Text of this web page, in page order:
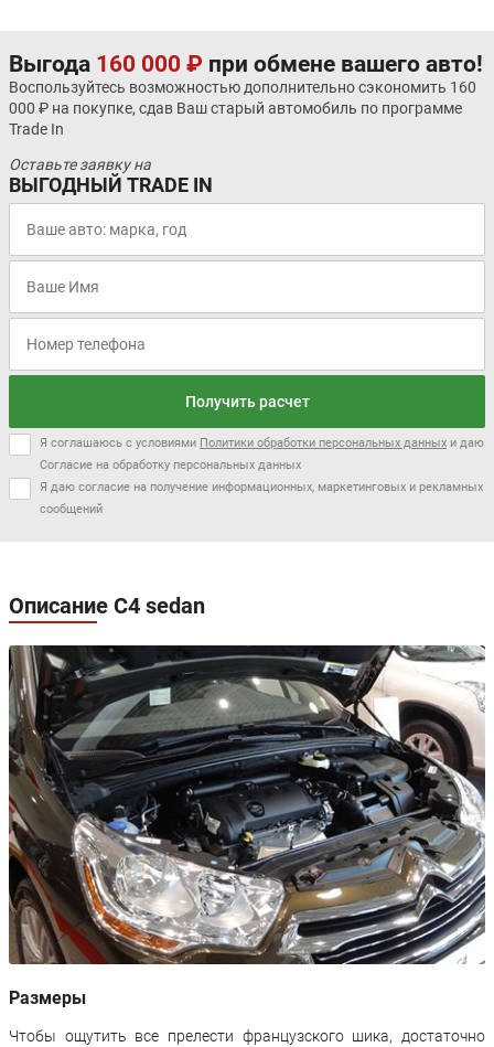
Выгода 160 000 ₽ при обмене вашего авто!
Воспользуйтесь возможностью дополнительно сэкономить 160
000 ₽ на покупке, сдав Ваш старый автомобиль по программе
Trade In
Оставьте заявку на
ВЫГОДНЫЙ TRADE IN
Получить расчет
Я соглашаюсь с условиями Политики обработки персональных данных и даю
Согласие на обработку персональных данных
Я даю согласие на получение информационных, маркетинговых и рекламных
сообщений
Описание C4 sedan
Размеры
Чтобы ощутить все прелести французского шика, достаточно